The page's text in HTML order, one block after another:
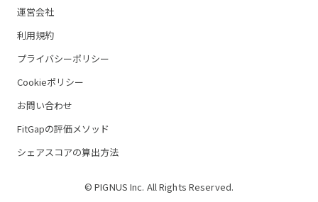
運営会社
利用規約
プライバシーポリシー
Cookieポリシー
お問い合わせ
FitGapの評価メソッド
シェアスコアの算出方法
© PIGNUS Inc. All Rights Reserved.